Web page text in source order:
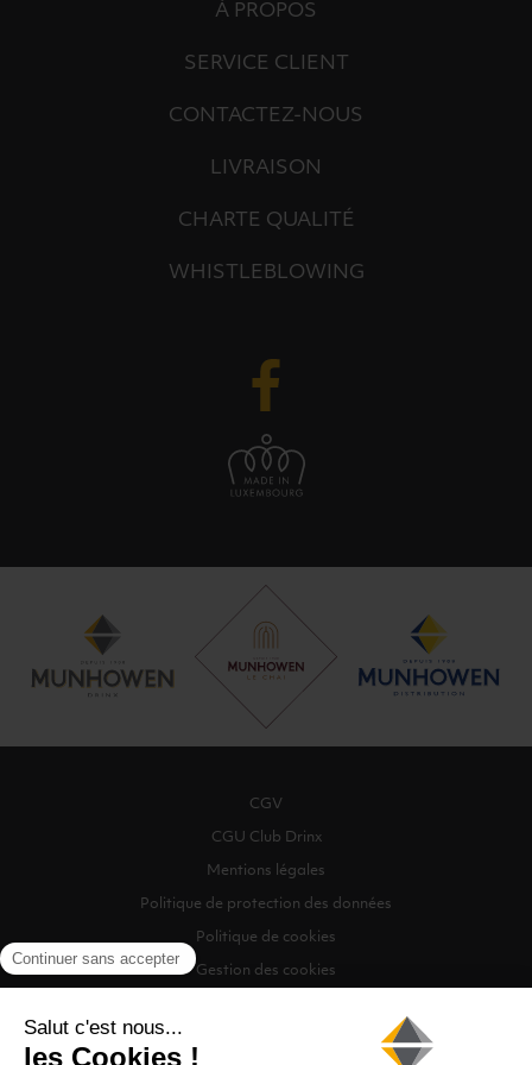
À PROPOS
SERVICE CLIENT
CONTACTEZ-NOUS
LIVRAISON
CHARTE QUALITÉ
WHISTLEBLOWING
CGV
CGU Club Drinx
Mentions légales
Politique de protection des données
Politique de cookies
Gestion des cookies
©2026 Munhowen Drinx / Tous droits réservés